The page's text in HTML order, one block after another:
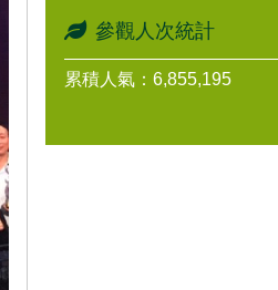
參觀人次統計
累積人氣：6,855,195